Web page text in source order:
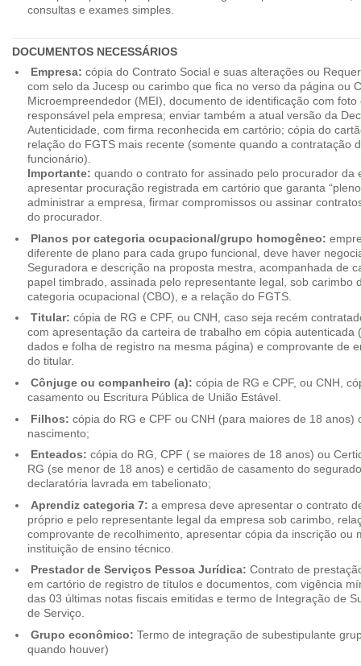
consultas e exames simples.
DOCUMENTOS NECESSÁRIOS
Empresa: cópia do Contrato Social e suas alterações ou
com selo da Jucesp ou carimbo que fica no verso da página ou
Microempreendedor (MEI), documento de identificação com foto
responsável pela empresa; enviar também a atual versão da
Autenticidade, com firma reconhecida em cartório; cópia do
relação do FGTS mais recente (somente quando a contratação
funcionário).
Importante: quando o contrato for assinado pelo procurador da
apresentar procuração registrada em cartório que garanta
administrar a empresa, firmar compromissos ou assinar
do procurador.
Planos por categoria ocupacional/grupo homogêneo:
diferente de plano para cada grupo funcional, deve haver
Seguradora e descrição na proposta mestra, acompanhada de
papel timbrado, assinada pelo representante legal, sob carimbo
categoria ocupacional (CBO), e a relação do FGTS.
Titular: cópia de RG e CPF, ou CNH, caso seja recém
com apresentação da carteira de trabalho em cópia autenticada
dados e folha de registro na mesma página) e comprovante de
do titular.
Cônjuge ou companheiro (a): cópia de RG e CPF, ou CNH,
casamento ou Escritura Pública de União Estável.
Filhos: cópia do RG e CPF ou CNH (para maiores de 18 anos)
nascimento;
Enteados: cópia do RG, CPF ( se maiores de 18 anos) ou
RG (se menor de 18 anos) e certidão de casamento do
declaratória lavrada em tabelionato;
Aprendiz categoria 7: a empresa deve apresentar o contrato
próprio e pelo representante legal da empresa sob carimbo,
comprovante de recolhimento, apresentar cópia da inscrição ou
instituição de ensino técnico.
Prestador de Serviços Pessoa Jurídica: Contrato de
em cartório de registro de títulos e documentos, com vigência
das 03 últimas notas fiscais emitidas e termo de Integração de
de Serviço.
Grupo econômico: Termo de integração de subestipulante
quando houver)